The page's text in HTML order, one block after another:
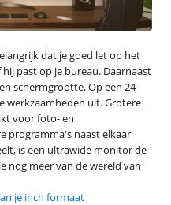
dat je goed let op het
past op je bureau. Daarnaast
schermgrootte. Op een 24
werkzaamheden uit. Grotere
voor foto- en
programma's naast elkaar
is een ultrawide monitor de
nog meer van de wereld van
je inch formaat